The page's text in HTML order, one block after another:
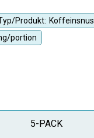
Produkt: Koffeinsnus
portion
5-PACK